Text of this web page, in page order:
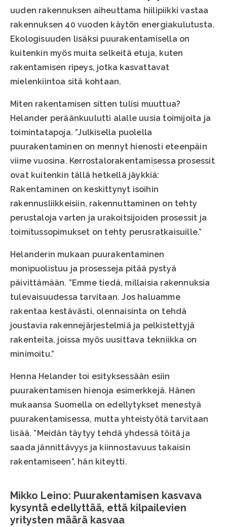
uuden rakennuksen aiheuttama hiilipiikki vastaa
rakennuksen 40 vuoden käytön energiakulutusta.
Ekologisuuden lisäksi puurakentamisella on
kuitenkin myös muita selkeitä etuja, kuten
rakentamisen ripeys, jotka kasvattavat
mielenkiintoa sitä kohtaan.
Miten rakentamisen sitten tulisi muuttua?
Helander peräänkuulutti alalle uusia toimijoita ja
toimintatapoja. ”Julkisella puolella
puurakentaminen on mennyt hienosti eteenpäin
viime vuosina. Kerrostalorakentamisessa prosessit
ovat kuitenkin tällä hetkellä jäykkiä:
Rakentaminen on keskittynyt isoihin
rakennusliikkeisiin, rakennuttaminen on tehty
perustaloja varten ja urakoitsijoiden prosessit ja
toimitussopimukset on tehty perusratkaisuille.”
Helanderin mukaan puurakentaminen
monipuolistuu ja prosesseja pitää pystyä
päivittämään. ”Emme tiedä, millaisia rakennuksia
tulevaisuudessa tarvitaan. Jos haluamme
rakentaa kestävästi, olennaisinta on tehdä
joustavia rakennejärjestelmiä ja pelkistettyjä
rakenteita, joissa myös uusittava tekniikka on
minimoitu.”
Henna Helander toi esityksessään esiin
puurakentamisen hienoja esimerkkejä. Hänen
mukaansa Suomella on edellytykset menestyä
puurakentamisessa, mutta yhteistyötä tarvitaan
lisää. ”Meidän täytyy tehdä yhdessä töitä ja
saada jännittävyys ja kiinnostavuus takaisin
rakentamiseen”, hän kiteytti.
Mikko Leino: Puurakentamisen kasvava
kysyntä edellyttää, että kilpailevien
yritysten määrä kasvaa